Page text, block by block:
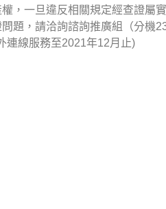
，一旦違反相關規定經查證屬
題，請洽詢諮詢推廣組（分機
連線服務至2021年12月止)